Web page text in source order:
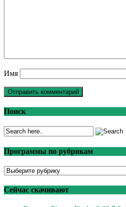
Имя
Поиск
Программы по рубрикам
Программы
рубрикам
Сейчас скачивают